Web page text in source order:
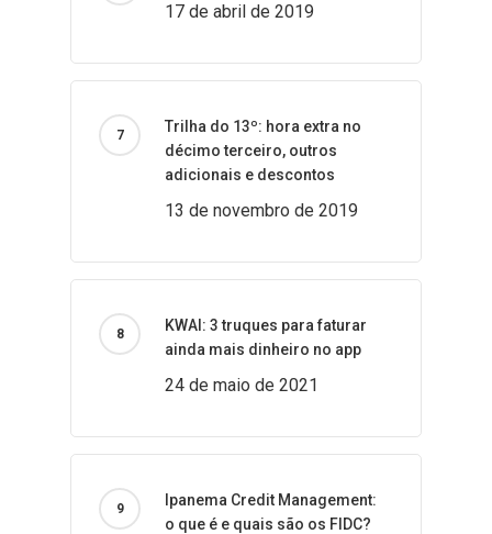
17 de abril de 2019
Trilha do 13º: hora extra no
décimo terceiro, outros
adicionais e descontos
13 de novembro de 2019
KWAI: 3 truques para faturar
ainda mais dinheiro no app
24 de maio de 2021
Ipanema Credit Management:
o que é e quais são os FIDC?